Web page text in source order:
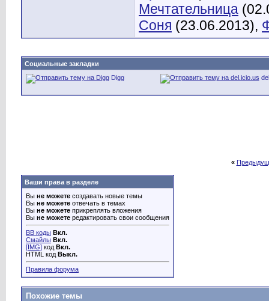
Мечтательница
Соня (23.06.2013),
Социальные закладки
Digg
«
Ваши права в разделе
Вы не можете создавать новые темы
Вы не можете отвечать в темах
Вы не можете прикреплять вложения
Вы не можете редактировать свои сообщения
BB коды Вкл.
Смайлы Вкл.
[IMG] код Вкл.
HTML код Выкл.
Правила форума
Похожие темы